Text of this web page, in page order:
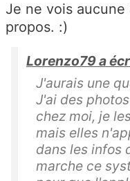
Je ne vois aucune
propos. :)
Lorenzo79 a
J'aurais une
J'ai des
chez moi, je
mais elles
dans les infos
marche ce